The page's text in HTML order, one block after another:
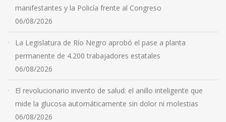
manifestantes y la Policía frente al Congreso
06/08/2026
La Legislatura de Río Negro aprobó el pase a planta
permanente de 4.200 trabajadores estatales
06/08/2026
El revolucionario invento de salud: el anillo inteligente que
mide la glucosa automáticamente sin dolor ni molestias
06/08/2026